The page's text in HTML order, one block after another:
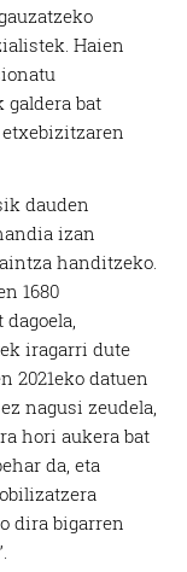
Haien
galdera bat
dauden
izan
handitzeko.
1680
iragarri dute
2021eko datuen
nagusi zeudela,
hori aukera bat
da, eta
dira bigarren